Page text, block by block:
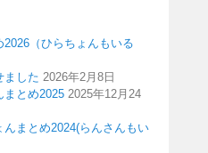
2026（ひらちょんもいる
ました 2026年2月8日
まとめ2025 2025年12月24
まとめ2024(らんさんもい